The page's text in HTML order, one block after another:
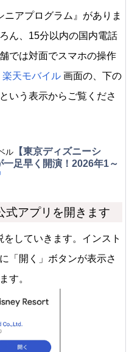
ニアプログラム』がありま
ん、15分以内の国内電話
では対面でスマホの操作
楽天モバイル 画面の、下の
いう表示からご覧くださ
ル【東京ディズニーシ
足早く開演！2026年1～
式アプリを開きます
していきます。インスト
「開く」ボタンが表示さ
す。